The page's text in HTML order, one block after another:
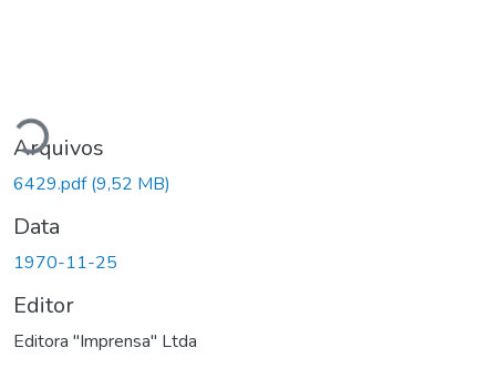
Arquivos
6429.pdf(9,52 MB)
Data
1970-11-25
Editor
Editora "Imprensa" Ltda